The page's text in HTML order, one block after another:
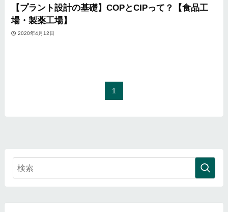
【プラント設計の基礎】COPとCIPって？【食品工
場・製薬工場】
2020年4月12日
1